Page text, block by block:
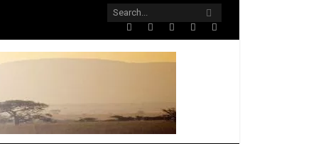
Twitter FacebookLinkedInPinterest